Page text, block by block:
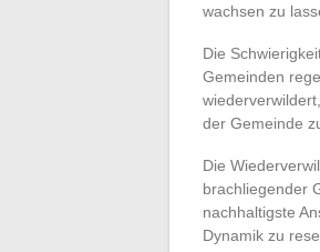
wachsen zu
Die
Gemeinden
der Gemeinde
Die
brachliegender
nachhaltigste
Dynamik zu